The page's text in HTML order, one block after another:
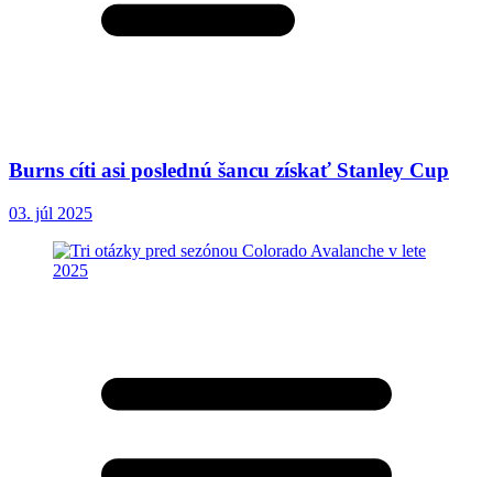
Burns cíti asi poslednú šancu získať Stanley Cup
03. júl 2025